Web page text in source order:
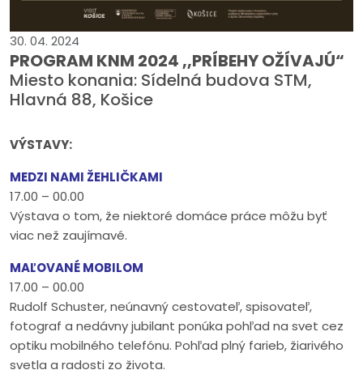
30. 04. 2024
PROGRAM KNM 2024 ,,PRÍBEHY OŽÍVAJÚ“
Miesto konania: Sídelná budova STM,
Hlavná 88, Košice
VÝSTAVY:
MEDZI NAMI ŽEHLIČKAMI
17.00 – 00.00
Výstava o tom, že niektoré domáce práce môžu byť
viac než zaujímavé.
MAĽOVANÉ MOBILOM
17.00 – 00.00
Rudolf Schuster, neúnavný cestovateľ, spisovateľ,
fotograf a nedávny jubilant ponúka pohľad na svet cez
optiku mobilného telefónu. Pohľad plný farieb, žiarivého
svetla a radosti zo života.